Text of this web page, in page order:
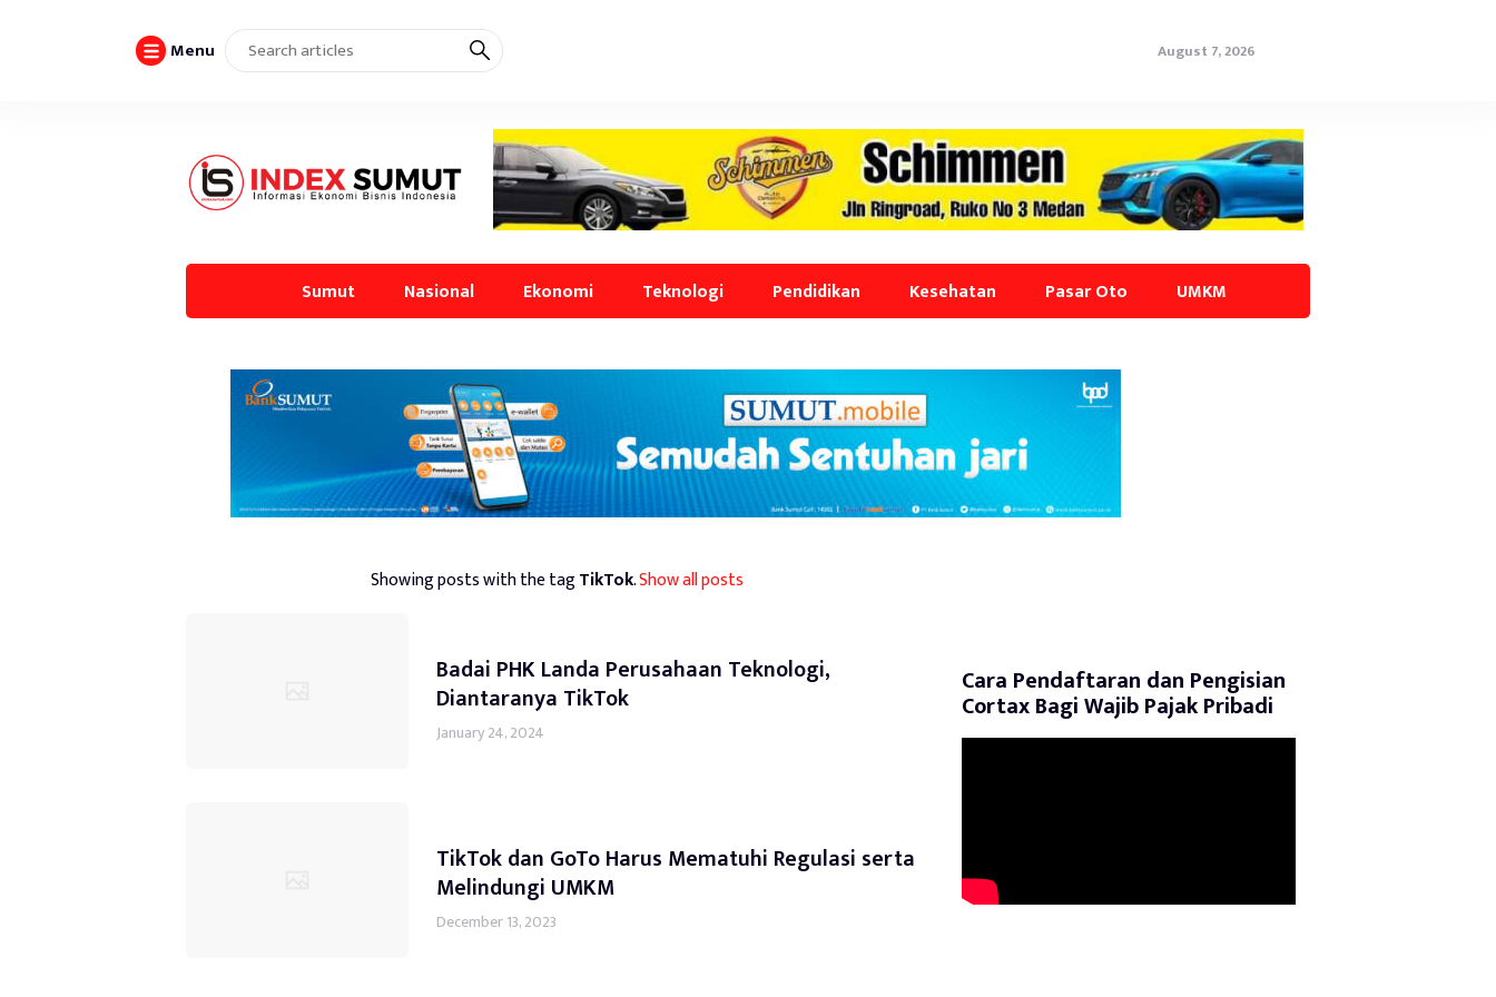
Menu August 7, 2026
Sumut Nasional Ekonomi Teknologi Pendidikan Kesehatan Pasar Oto UMKM
Showing posts with the tagTikTok.Show all posts
Badai PHK Landa Perusahaan Teknologi,
Diantaranya TikTok
January 24, 2024
TikTok dan GoTo Harus Mematuhi Regulasi serta
Melindungi UMKM
December 13, 2023
Cara Pendaftaran dan Pengisian
Cortax Bagi Wajib Pajak Pribadi